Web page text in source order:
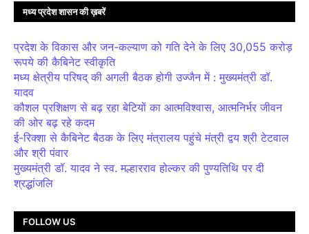
मध्य प्रदेश शासन की ख़बरें
प्रदेश के विकास और जन-कल्याण को गति देने के लिए 30,055 करोड़
रूपये की कैबिनेट स्वीकृति
मध्य क्षेत्रीय परिषद् की अगली बैठक होगी उज्जैन में : मुख्यमंत्री डॉ.
यादव
कौशल प्रशिक्षण से बढ़ रहा बेटियों का आत्मविश्वास, आत्मनिर्भर जीवन
की ओर बढ़ रहे कदम
ई-रिक्शा से कैबिनेट बैठक के लिए मंत्रालय पहुंचे मंत्री द्वय श्री टेटवाल
और श्री पंवार
मुख्यमंत्री डॉ. यादव ने स्व. मल्हारराव होल्कर की पुण्यतिथि पर दी
श्रद्धांजलि
FOLLOW US